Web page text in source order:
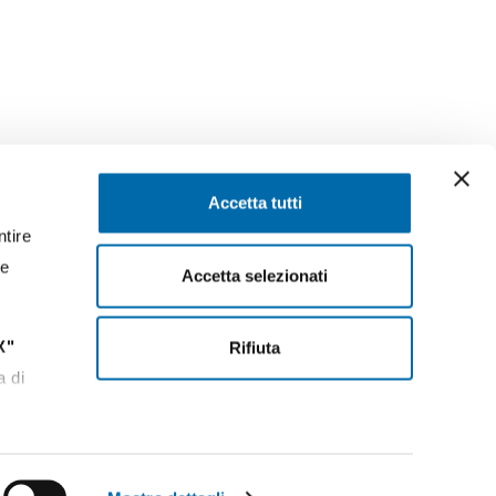
di
Accetta tutti
Accetta selezionati
Rifiuta
FacebookInstagramLinkedInYouTubeTwitter
Euromedia S.r.l.